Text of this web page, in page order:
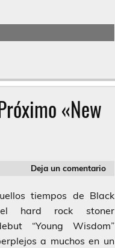
«New
Deja un comentario
tiempos de Black
hard rock stoner
“Young Wisdom”
a muchos en un